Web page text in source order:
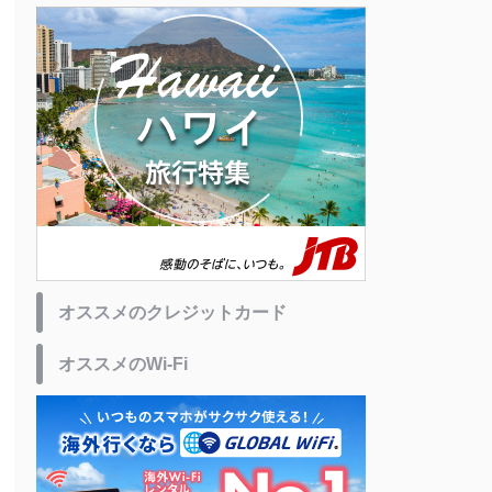
オススメのクレジットカード
オススメのWi-Fi